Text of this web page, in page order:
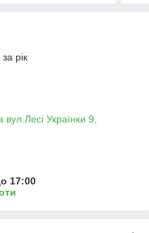
рік
вул.Лесі Українки 9,
17:00